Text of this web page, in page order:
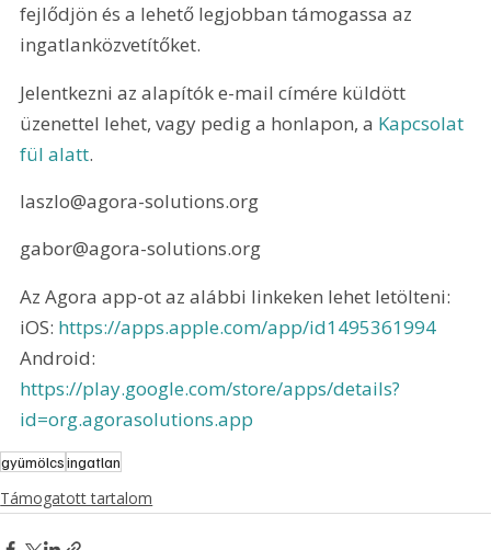
fejlődjön és a lehető legjobban támogassa az
ingatlanközvetítőket.
Jelentkezni az alapítók e-mail címére küldött
üzenettel lehet, vagy pedig a honlapon, a Kapcsolat
fül alatt.
laszlo@agora-solutions.org
gabor@agora-solutions.org
Az Agora app-ot az alábbi linkeken lehet letölteni:
iOS: https://apps.apple.com/app/id1495361994
Android:
https://play.google.com/store/apps/details?
id=org.agorasolutions.app
gyümölcsingatlan
Támogatott tartalom